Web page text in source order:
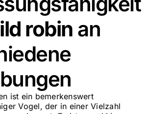
robin an
ist ein bemerkenswert
Vogel, der in einer Vielzahl